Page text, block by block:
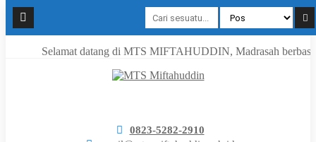
Selamat datang di MTS MIFTAHUDDIN, Madrasah
0823-5282-2910